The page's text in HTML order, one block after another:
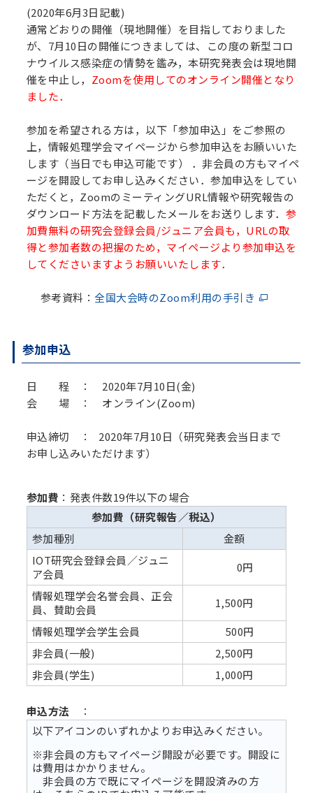
(2020年6月3日記載)
通常どおりの開催（現地開催）を目指しておりました
が、7月10日の開催につきましては、この度の新型コロ
ナウイルス感染症の情勢を鑑み，本研究発表会は現地開
催を中止し， Zoomを使用してのオンライン開催となり
ました．
参加を希望される方は，以下「参加申込」をご参照の
上，情報処理学会マイページから参加申込をお願いいた
します（当日でも申込可能です） ．非会員の方もマイペ
ージを開設してお申し込みください．参加申込をしてい
ただくと，ZoomのミーティングURL情報や研究報告の
ダウンロード方法を記載したメールをお送りします． 参
加費無料の研究会登録会員/ジュニア会員も，URLの取
得と参加者数の把握のため，マイページより参加申込を
してくださいますようお願いいたします．
参考資料：全国大会時のZoom利用の手引き
参加申込
日 程 ： 2020年7月10日(金)
会 場 ： オンライン(Zoom)
申込締切 ： 2020年7月10日（研究発表会当日まで
お申し込みいただけます）
参加費 ：発表件数19件以下の場合
参加費（研究報告／税込）
参加種別
金額
IOT研究会登録会員／ジュニ
ア会員
0円
情報処理学会名誉会員、正会
員、賛助会員
1,500円
情報処理学会学生会員
500円
非会員(一般)
2,500円
非会員(学生)
1,000円
申込方法 ：
以下アイコンのいずれかよりお申込みください。
※非会員の方もマイページ開設が必要です。開設に
は費用はかかりません。
非会員の方で既にマイページを開設済みの方